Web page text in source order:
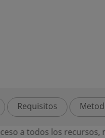
Requisitos
recursos, materiales